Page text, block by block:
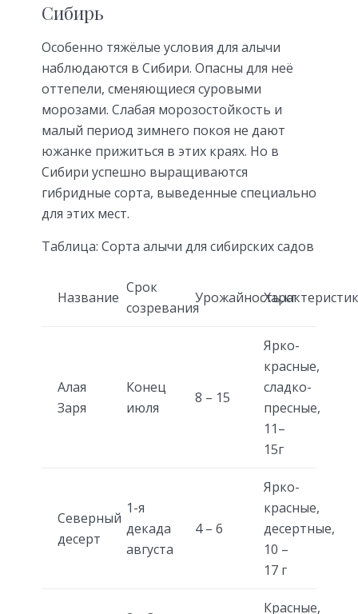
Сибирь
Особенно тяжёлые условия для алычи
наблюдаются в Сибири. Опасны для неё
оттепели, сменяющиеся суровыми
морозами. Слабая морозостойкость и
малый период зимнего покоя не дают
южанке прижиться в этих краях. Но в
Сибири успешно выращиваются
гибридные сорта, выведенные специально
для этих мест.
Таблица: Сорта алычи для сибирских садов
Название
Срок
созревания
Урожайность,кг
Алая
Заря
Конец
июля
8 – 15
Ярко-
красные,
сладко-
пресные,
11–
15г
Северный
десерт
1-я
декада
августа
4 – 6
Ярко-
красные,
десертные,
10 –
17 г
Красные,